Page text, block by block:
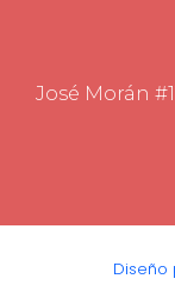
José Morán
Diseño